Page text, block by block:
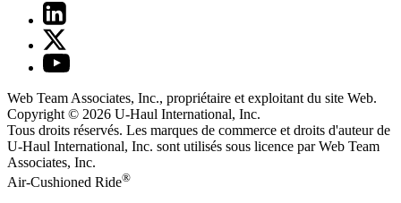
Web Team Associates, Inc., propriétaire et exploitant du site Web.
Copyright © 2026 U-Haul International, Inc.
Tous droits réservés. Les marques de commerce et droits d'auteur de
U-Haul International, Inc. sont utilisés sous licence par Web Team
Associates, Inc.
Air-Cushioned Ride®